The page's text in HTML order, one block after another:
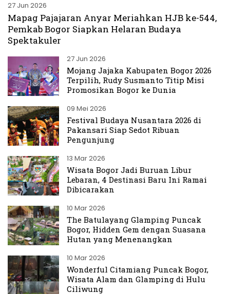
27 Jun 2026
Mapag Pajajaran Anyar Meriahkan HJB ke-544,
Pemkab Bogor Siapkan Helaran Budaya
Spektakuler
27 Jun 2026
Mojang Jajaka Kabupaten Bogor 2026
Terpilih, Rudy Susmanto Titip Misi
Promosikan Bogor ke Dunia
09 Mei 2026
Festival Budaya Nusantara 2026 di
Pakansari Siap Sedot Ribuan
Pengunjung
13 Mar 2026
Wisata Bogor Jadi Buruan Libur
Lebaran, 4 Destinasi Baru Ini Ramai
Dibicarakan
10 Mar 2026
The Batulayang Glamping Puncak
Bogor, Hidden Gem dengan Suasana
Hutan yang Menenangkan
10 Mar 2026
Wonderful Citamiang Puncak Bogor,
Wisata Alam dan Glamping di Hulu
Ciliwung